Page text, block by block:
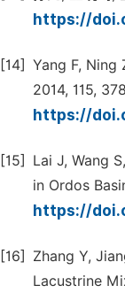
https://
[14] Yang F, Ning
2014, 115,
https://
[15]
Lai J, Wang
in Ordos
https://
[16]
Zhang Y,
Lacustrine